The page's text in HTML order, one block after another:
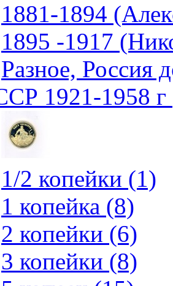
1881-1894
1895 -1917
Разное, Россия
1921-1958 г
1/2 копейки (1)
1 копейка (8)
2 копейки (6)
3 копейки (8)